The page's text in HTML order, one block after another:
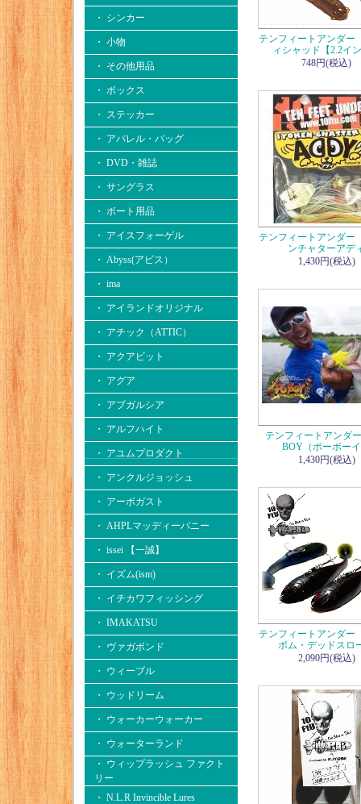
・ シンカー
・ 小物
・ その他用品
・ ボックス
・ ステッカー
・ アパレル・バッグ
・ DVD・雑誌
・ サングラス
・ ボート用品
・ アイスフォーゲル
・ Abyss(アビス）
・ ima
・ アイランドオリジナル
・ アチック（ATTIC）
・ アクアビット
・ アグア
・ アブガルシア
・ アルフハイト
・ アユムプロダクト
・ アンクルジョッシュ
・ アーボガスト
・ AHPLマッディーバニー
・ issei 【一誠】
・ イズム(ism)
・ イチカワフィッシング
・ IMAKATSU
・ ヴァガボンド
・ ウィーブル
・ ウッドリーム
・ ウォーカーウォーカー
・ ウォーターランド
・ ウィップラッシュ ファクト
リー
・ N.L.R Invincible Lures
テンフィートアンダ
ィシャッド【2.2イ
748円(税込)
テンフィートアンダ
ンチャターアデ
1,430円(税込)
テンフィートアンダ
BOY（ポーボー
1,430円(税込)
テンフィートアンダ
ボム・デッドスロ
2,090円(税込)